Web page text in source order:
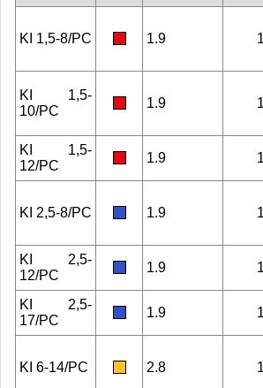
KI 1,5-8/PC 1.9
KI 1,5-
10/PC
1.9
KI 1,5-
12/PC
1.9
KI 2,5-8/PC 1.9
KI 2,5-
12/PC
1.9
KI 2,5-
17/PC
1.9
KI 6-14/PC 2.8